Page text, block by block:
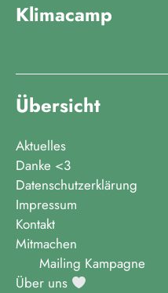
Klimacamp
Übersicht
Aktuelles
Danke <3
Datenschutzerklärung
Impressum
Kontakt
Mitmachen
Mailing Kampagne
Über uns